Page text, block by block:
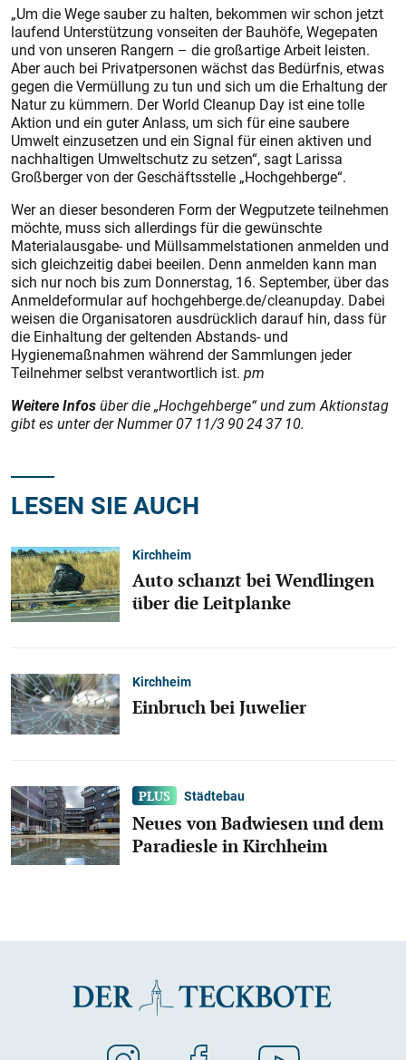
„Um die Wege sauber zu ­halten, bekommen wir schon jetzt
laufend Unterstützung vonseiten der Bauhöfe, Wegepaten
und von unseren Rangern – die großartige Arbeit leisten.
Aber auch bei Privatpersonen wächst das Bedürfnis, etwas
gegen die Vermüllung zu tun und sich um die Erhaltung der
Natur zu kümmern. Der World Cleanup Day ist eine tolle
Aktion und ein guter Anlass, um sich für eine saubere
Umwelt einzusetzen und ein Signal für einen aktiven und
nachhaltigen Umweltschutz zu setzen“, sagt Larissa
Großberger von der Geschäftsstelle „Hochgehberge“.
Wer an dieser besonderen Form der Wegputzete teilnehmen
möchte, muss sich allerdings für die gewünschte
Materialausgabe- und Müllsammelstationen anmelden und
sich gleichzeitig dabei beeilen. Denn anmelden kann man
sich nur noch bis zum Donnerstag, 16. September, über das
Anmeldeformular auf hochgehberge.de/cleanupday. Dabei
weisen die Organisatoren ausdrücklich darauf hin, dass für
die Einhaltung der geltenden Abstands- und
Hygienemaßnahmen während der Sammlungen jeder
Teilnehmer selbst verantwortlich ist. pm
Weitere Infosüber die „Hochgeh­berge“ und zum Aktionstag
gibt es unter der Nummer 07 11/3 90 24 37 10.
LESEN SIE AUCH
Kirchheim
Auto schanzt bei Wendlingen
über die Leitplanke
Kirchheim
Einbruch bei Juwelier
Städtebau
Neues von Badwiesen und dem
Paradiesle in Kirchheim